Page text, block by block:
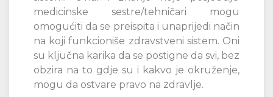
medicinske sestre/tehničari mogu
omogućiti da se preispita i unaprijedi način
na koji funkcioniše zdravstveni sistem. Oni
su ključna karika da se postigne da svi, bez
obzira na to gdje su i kakvo je okruženje,
mogu da ostvare pravo na zdravlje.